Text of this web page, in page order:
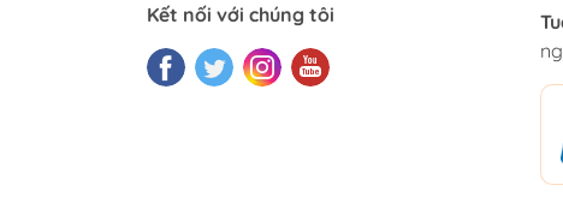
Kết nối với chúng tôi